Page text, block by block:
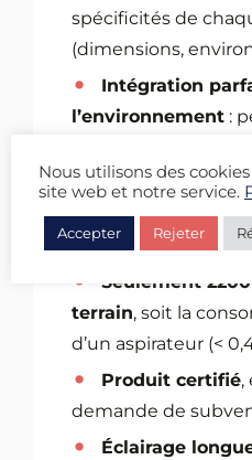
spécificités de
(dimensions,
Intégration
l’environnement :
Une empreinte
absence de travaux,
pylônes
Seulement
terrain, soit la
d’un aspirateur (<
Produit certifié,
demande de
Éclairage
Nous utilisons des
site web et notre service.
Accepter Rejeter